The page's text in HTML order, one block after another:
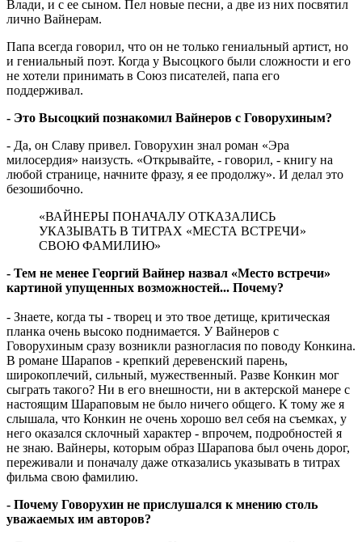
Влади, и с ее сыном. Пел новые песни, а две из них посвятил
лично Вайнерам.
Папа всегда говорил, что он не только гениальный артист, но
и гениальный поэт. Когда у Высоцкого были сложности и его
не хотели принимать в Союз писателей, папа его
поддерживал.
- Это Высоцкий познакомил Вайнеров с Говорухиным?
- Да, он Славу привел. Говорухин знал роман «Эра
милосердия» наизусть. «Открывайте, - говорил, - книгу на
любой странице, начните фразу, я ее продолжу». И делал это
безошибочно.
«ВАЙНЕРЫ ПОНАЧАЛУ ОТКАЗАЛИСЬ
УКАЗЫВАТЬ В ТИТРАХ «МЕСТА ВСТРЕЧИ»
СВОЮ ФАМИЛИЮ»
- Тем не менее Георгий Вайнер назвал «Место встречи»
картиной упущенных возможностей... Почему?
- Знаете, когда ты - творец и это твое детище, критическая
планка очень высоко поднимается. У Вайнеров с
Говорухиным сразу возникли разногласия по поводу Конкина.
В романе Шарапов - крепкий деревенский парень,
широкоплечий, сильный, мужественный. Разве Конкин мог
сыграть такого? Ни в его внешности, ни в актерской манере с
настоящим Шараповым не было ничего общего. К тому же я
слышала, что Конкин не очень хорошо вел себя на съемках, у
него оказался склочный характер - впрочем, подробностей я
не знаю. Вайнеры, которым образ Шарапова был очень дорог,
переживали и поначалу даже отказались указывать в титрах
фильма свою фамилию.
- Почему Говорухин не прислушался к мнению столь
уважаемых им авторов?